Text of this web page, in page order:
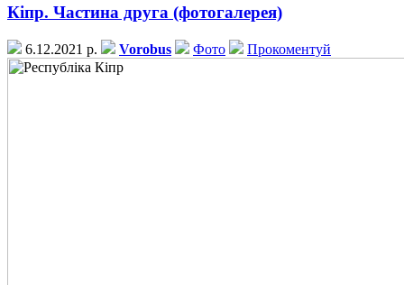
Кіпр. Частина друга (фотогалерея)
6.12.2021 р. Vorobus Фото Прокоментуй